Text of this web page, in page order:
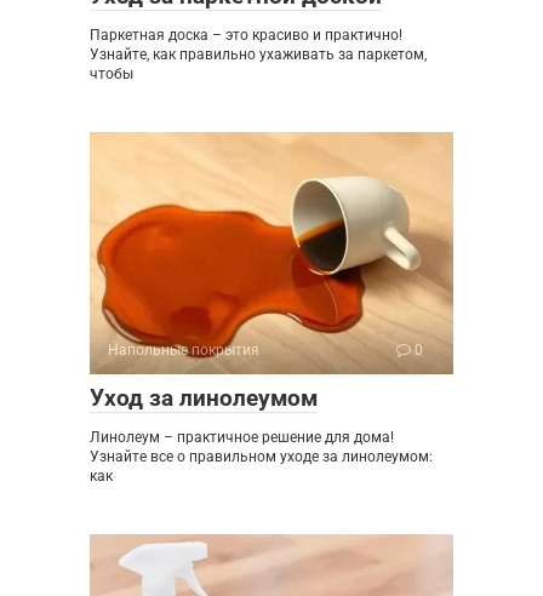
Паркетная доска – это красиво и практично!
Узнайте, как правильно ухаживать за паркетом,
чтобы
Напольные покрытия 0
Уход за линолеумом
Линолеум – практичное решение для дома!
Узнайте все о правильном уходе за линолеумом:
как